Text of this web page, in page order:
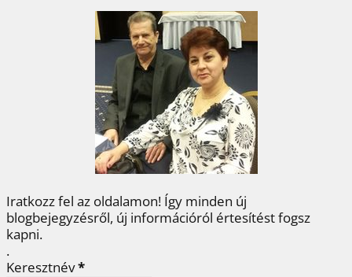
e
b
o
k
t
t
e
r
t
e
e
s
t
k
e
d
I
n
z
a
e
g
Iratkozz fel az oldalamon! Így minden új
blogbejegyzésről, új információról értesítést fogsz
kapni.
.
Keresztnév*